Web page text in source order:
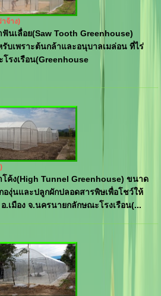
าจ้าง)
นเลื่อย(Saw Tooth Greenhouse)
บเพราะต้นกล้าและอนุบาลเมล่อน ที่ไร่
รงเรือน(Greenhouse
โค้ง(High Tunnel Greenhouse) ขนาด
งุ่นและปลูกผักปลอดสารพิษเพื่อโชว์ให้
.เมือง จ.นครนายกลักษณะโรงเรือน(...